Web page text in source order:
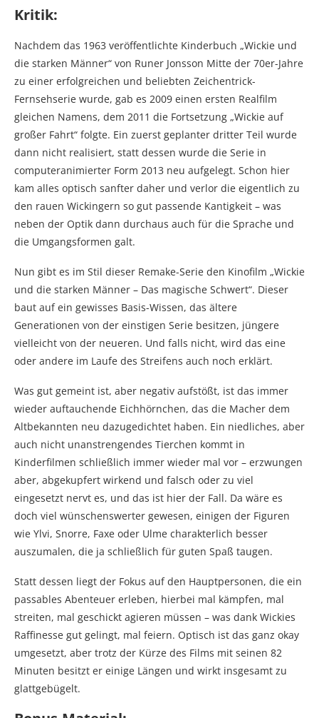
Kritik:
Nachdem das 1963 veröffentlichte Kinderbuch „Wickie und
die starken Männer“ von Runer Jonsson Mitte der 70er-Jahre
zu einer erfolgreichen und beliebten Zeichentrick-
Fernsehserie wurde, gab es 2009 einen ersten Realfilm
gleichen Namens, dem 2011 die Fortsetzung „Wickie auf
großer Fahrt“ folgte. Ein zuerst geplanter dritter Teil wurde
dann nicht realisiert, statt dessen wurde die Serie in
computeranimierter Form 2013 neu aufgelegt. Schon hier
kam alles optisch sanfter daher und verlor die eigentlich zu
den rauen Wickingern so gut passende Kantigkeit – was
neben der Optik dann durchaus auch für die Sprache und
die Umgangsformen galt.
Nun gibt es im Stil dieser Remake-Serie den Kinofilm „Wickie
und die starken Männer – Das magische Schwert“. Dieser
baut auf ein gewisses Basis-Wissen, das ältere
Generationen von der einstigen Serie besitzen, jüngere
vielleicht von der neueren. Und falls nicht, wird das eine
oder andere im Laufe des Streifens auch noch erklärt.
Was gut gemeint ist, aber negativ aufstößt, ist das immer
wieder auftauchende Eichhörnchen, das die Macher dem
Altbekannten neu dazugedichtet haben. Ein niedliches, aber
auch nicht unanstrengendes Tierchen kommt in
Kinderfilmen schließlich immer wieder mal vor – erzwungen
aber, abgekupfert wirkend und falsch oder zu viel
eingesetzt nervt es, und das ist hier der Fall. Da wäre es
doch viel wünschenswerter gewesen, einigen der Figuren
wie Ylvi, Snorre, Faxe oder Ulme charakterlich besser
auszumalen, die ja schließlich für guten Spaß taugen.
Statt dessen liegt der Fokus auf den Hauptpersonen, die ein
passables Abenteuer erleben, hierbei mal kämpfen, mal
streiten, mal geschickt agieren müssen – was dank Wickies
Raffinesse gut gelingt, mal feiern. Optisch ist das ganz okay
umgesetzt, aber trotz der Kürze des Films mit seinen 82
Minuten besitzt er einige Längen und wirkt insgesamt zu
glattgebügelt.